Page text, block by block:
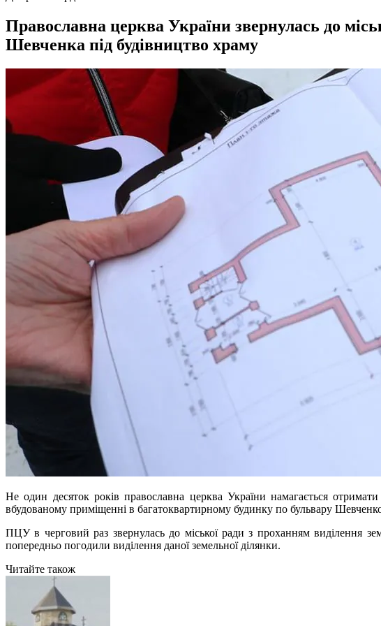
Православна церква України звернулась до
Шевченка під будівництво храму
Не один десяток років православна церква України намагається
вбудованому приміщенні в багатоквартирному будинку по бульвару
ПЦУ в черговий раз звернулась до міської ради з проханням виділення
попередньо погодили виділення даної земельної ділянки.
Читайте також